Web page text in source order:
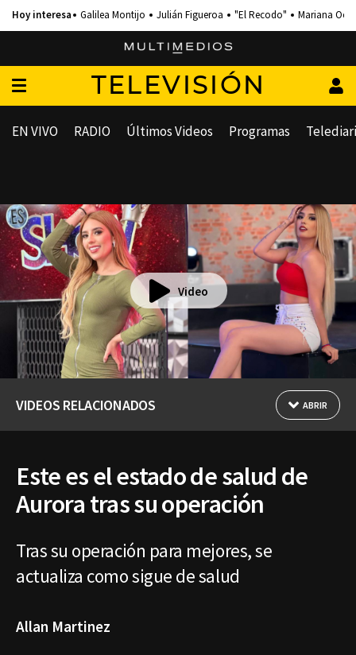
Galilea Montijo Julián Figueroa "El Recodo" Mariana
TELEVISIÓN
EN VIVO RADIO Últimos Videos Programas
Video
VIDEOS RELACIONADOS ABRIR
Este es el estado de salud de
Aurora tras su operación
Tras su operación para mejores, se
actualiza como sigue de salud
Allan Martinez